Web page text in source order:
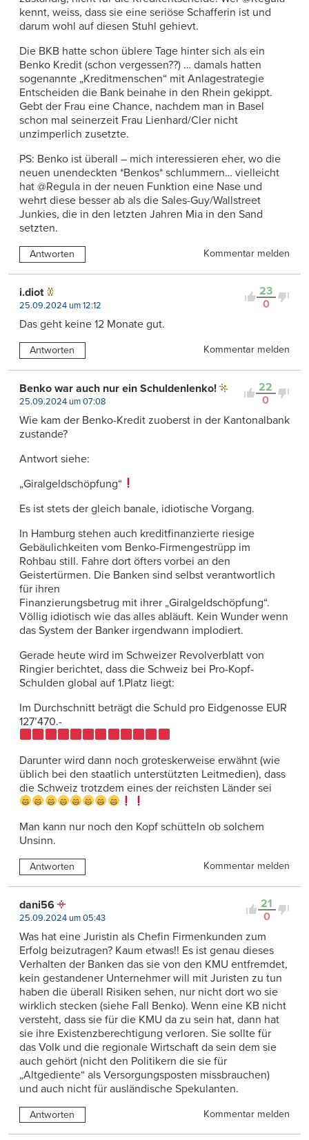
kennt, weiss, dass sie eine seriöse Schafferin ist und
darum wohl auf diesen Stuhl gehievt.
Die BKB hatte schon üblere Tage hinter sich als ein
Benko Kredit (schon vergessen??) … damals hatten
sogenannte „Kreditmenschen“ mit Anlagestrategie
Entscheiden die Bank beinahe in den Rhein gekippt.
Gebt der Frau eine Chance, nachdem man in Basel
schon mal seinerzeit Frau Lienhard/Cler nicht
unzimperlich zusetzte.
PS: Benko ist überall – mich interessieren eher, wo die
neuen unendeckten *Benkos* schlummern… vielleicht
hat @Regula in der neuen Funktion eine Nase und
wehrt diese besser ab als die Sales-Guy/Wallstreet
Junkies, die in den letzten Jahren Mia in den Sand
setzten.
Antworten Kommentar melden
23
0
i.diot
25.09.2024 um 12:12
Das geht keine 12 Monate gut.
Antworten Kommentar melden
22
0
Benko war auch nur ein Schuldenlenko!
25.09.2024 um 07:08
Wie kam der Benko-Kredit zuoberst in der Kantonalbank
zustande?
Antwort siehe:
„Giralgeldschöpfung“
Es ist stets der gleich banale, idiotische Vorgang.
In Hamburg stehen auch kreditfinanzierte riesige
Gebäulichkeiten vom Benko-Firmengestrüpp im
Rohbau still. Fahre dort öfters vorbei an den
Geistertürmen. Die Banken sind selbst verantwortlich
für ihren
Finanzierungsbetrug mit ihrer „Giralgeldschöpfung“.
Völlig idiotisch wie das alles abläuft. Kein Wunder wenn
das System der Banker irgendwann implodiert.
Gerade heute wird im Schweizer Revolverblatt von
Ringier berichtet, dass die Schweiz bei Pro-Kopf-
Schulden global auf 1.Platz liegt:
Im Durchschnitt beträgt die Schuld pro Eidgenosse EUR
127’470.-
Darunter wird dann noch groteskerweise erwähnt (wie
üblich bei den staatlich unterstützten Leitmedien), dass
die Schweiz trotzdem eines der reichsten Länder sei
Man kann nur noch den Kopf schütteln ob solchem
Unsinn.
Antworten Kommentar melden
21
0
dani56
25.09.2024 um 05:43
Was hat eine Juristin als Chefin Firmenkunden zum
Erfolg beizutragen? Kaum etwas!! Es ist genau dieses
Verhalten der Banken das sie von den KMU entfremdet,
kein gestandener Unternehmer will mit Juristen zu tun
haben die überall Risiken sehen, nur nicht dort wo sie
wirklich stecken (siehe Fall Benko). Wenn eine KB nicht
versteht, dass sie für die KMU da zu sein hat, dann hat
sie ihre Existenzberechtigung verloren. Sie sollte für
das Volk und die regionale Wirtschaft da sein dem sie
auch gehört (nicht den Politikern die sie für
„Altgediente“ als Versorgungsposten missbrauchen)
und auch nicht für ausländische Spekulanten.
Antworten Kommentar melden